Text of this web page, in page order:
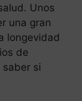
Unos
una gran
longevidad
de
saber si